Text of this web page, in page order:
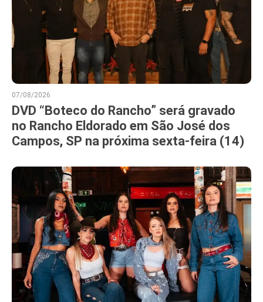
07/08/2026
DVD “Boteco do Rancho” será gravado
no Rancho Eldorado em São José dos
Campos, SP na próxima sexta-feira (14)